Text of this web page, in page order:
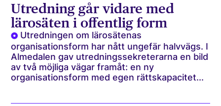
Utredning går vidare med
lärosäten i offentlig form
Utredningen om lärosätenas
organisationsform har nått ungefär halvvägs. I
Almedalen gav utredningssekreterarna en bild
av två möjliga vägar framåt: en ny
organisationsform med egen rättskapacitet...